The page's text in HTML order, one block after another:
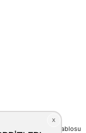
Beden Tablosu